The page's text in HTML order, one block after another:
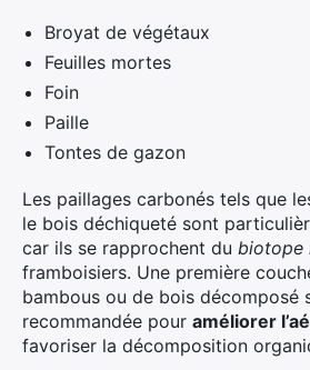
Broyat de végétaux
Feuilles mortes
Foin
Paille
Tontes de gazon
Les paillages carbonés tels que
le bois déchiqueté sont
car ils se rapprochent du biotope
framboisiers. Une première
bambous ou de bois décomposé
recommandée pour améliorer
favoriser la décomposition